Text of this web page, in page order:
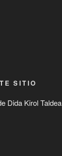
SITIO
Dida Kirol Taldea